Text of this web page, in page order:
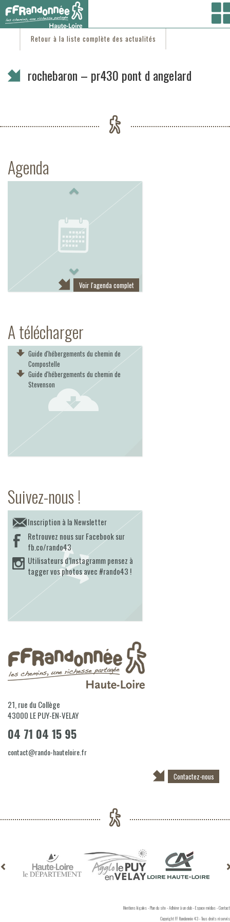
Vous êtes ici :Accueil/C'est d'actu
Retour à la liste complète des actualités
rochebaron – pr430 pont d angelard
Agenda
Voir l'agenda complet
A télécharger
Guide d'hébergements du chemin de
Compostelle
Guide d'hébergements du chemin de
Stevenson
Suivez-nous !
Inscription à la Newsletter
Retrouvez nous sur Facebook sur
fb.co/rando43
Utilisateurs d’Instagramm pensez à
tagger vos photos avec #rando43 !
21, rue du Collège
43000 LE PUY-EN-VELAY
04 71 04 15 95
contact@rando-hauteloire.fr
Contactez-nous
Mentions légales-Plan du site-Adhérer à un club-Espace médias-Contact
Copyright FF Randonnée 43 - Tous droits réservés